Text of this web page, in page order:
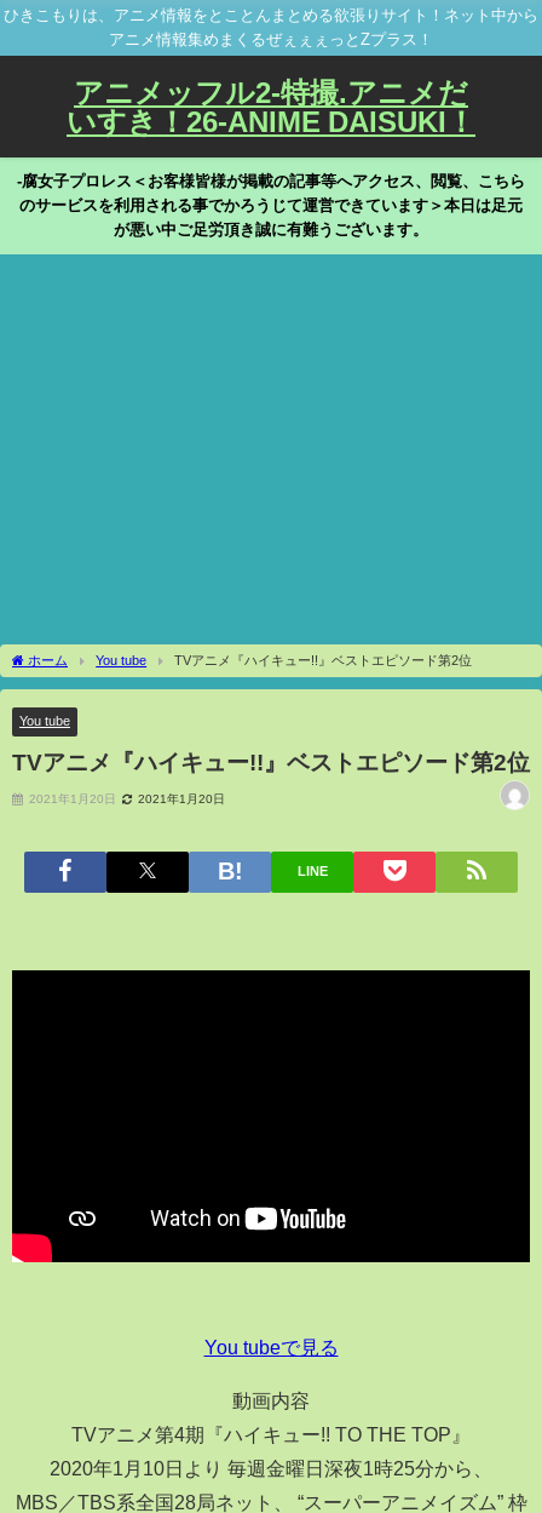
ひきこもりは、アニメ情報をとことんまとめる欲張りサイト！ネット中から
アニメ情報集めまくるぜぇぇぇっとZプラス！
アニメッフル2-特撮.アニメだ
いすき！26-ANIME DAISUKI！
-腐女子プロレス＜お客様皆様が掲載の記事等へアクセス、閲覧、こちら
のサービスを利用される事でかろうじて運営できています＞本日は足元
が悪い中ご足労頂き誠に有難うございます。
ホーム You tube TVアニメ『ハイキュー!!』ベストエピソード第2位
You tube
TVアニメ『ハイキュー!!』ベストエピソード第2位
2021年1月20日 2021年1月20日
LINE
You tubeで見る
動画内容
TVアニメ第4期『ハイキュー!! TO THE TOP』
2020年1月10日より 毎週金曜日深夜1時25分から、
MBS／TBS系全国28局ネット、 “スーパーアニメイズム” 枠